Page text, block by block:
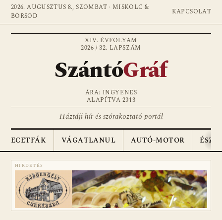
2026. AUGUSZTUS 8., SZOMBAT · MISKOLC &
BORSOD
KAPCSOLAT
XIV. ÉVFOLYAM
2026 / 32. LAPSZÁM
SzántóGráf
ÁRA: INGYENES
ALAPÍTVA 2013
Háztáji hír és szórakoztató portál
ECETFÁK VÁGATLANUL AUTÓ-MOTOR
HIRDETÉS